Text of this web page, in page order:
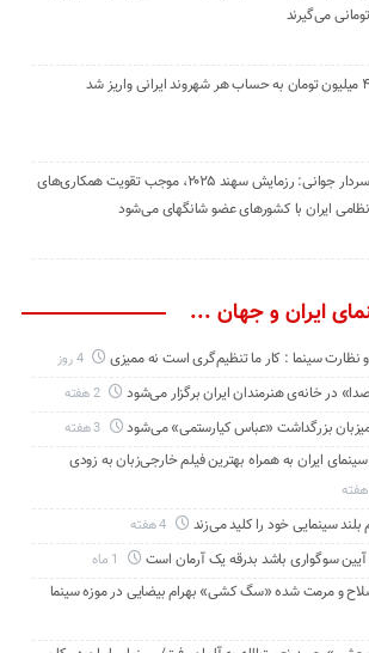
تومانی می‌گیرند
۴ میلیون تومان به حساب هر شهروند ایرانی واریز شد
سردار جوانی: رزمایش سهند ۲۰۲۵، موجب تقویت همکاری‌های
نظامی ایران با کشور‌های عضو شانگهای می‌شود
ایران و جهان ...
نظارت سینما : کار ما تنظیم‌گری است نه ممیزی 4 روز
در خانه‌ی هنرمندان ایران برگزار می‌شود 2 هفته
میزبان بزرگداشت «عباس کیارستمی» می‌شود 3 هفته
ایران به همراه بهترین فیلم خارجی‌زبان به زودی
بلند سینمایی خود را کلید می‌زند
آیین سوگواری باشد بدرقه یک آرمان است
و مرمت شده «سگ کشی» بهرام بیضایی در موزه سینما